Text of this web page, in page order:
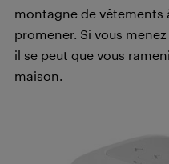
montagne de vêtements
promener. Si vous
il se peut que vous
maison.